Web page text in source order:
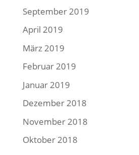
September 2019
April 2019
März 2019
Februar 2019
Januar 2019
Dezember 2018
November 2018
Oktober 2018